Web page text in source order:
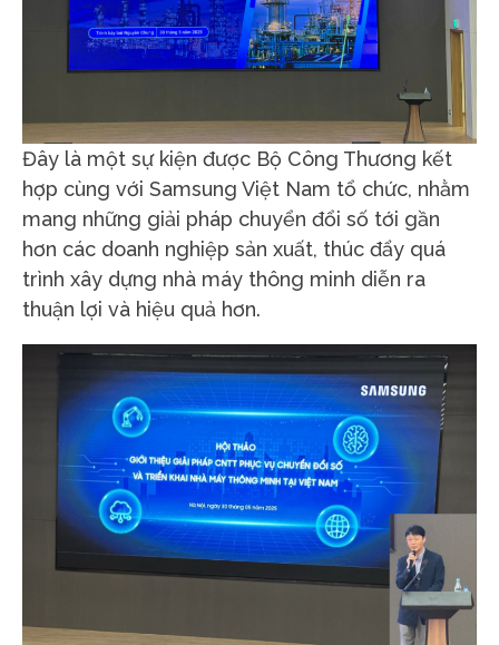
Đây là một sự kiện được Bộ Công Thương kết
hợp cùng với Samsung Việt Nam tổ chức, nhằm
mang những giải pháp chuyển đổi số tới gần
hơn các doanh nghiệp sản xuất, thúc đẩy quá
trình xây dựng nhà máy thông minh diễn ra
thuận lợi và hiệu quả hơn.